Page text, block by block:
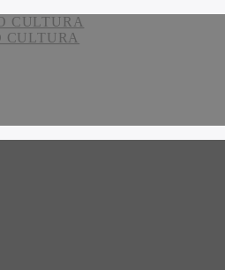
CULTURA
CULTURA